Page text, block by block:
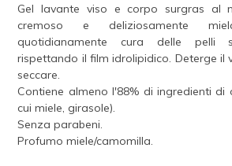
Gel lavante viso e corpo surgras al
cremoso e deliziosamente
quotidianamente cura delle pelli
rispettando il film idrolipidico. Deterge il
seccare.
Contiene almeno l'88% di ingredienti di
cui miele, girasole).
Senza parabeni.
Profumo miele/camomilla.